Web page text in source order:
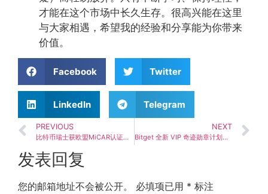
才能在这个市场中长久生存。很高兴能在这里
与大家相遇，希望我的经验和分享能为你带来
价值。
Facebook Twitter
LinkedIn Telegram
PREVIOUS
比特币瑞士获欧盟MiCAR认证：首批CASP牌照正式下发】
NEXT
Bitget 全新 VIP 奇迹勋章计划上线，完善多资产交易者权益体系
发表回复
您的邮箱地址不会被公开。 必填项已用 * 标注